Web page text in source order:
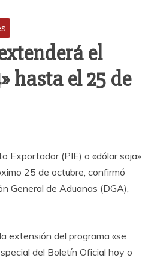
el
hasta el 25 de
Exportador (PIE) o «dólar soja»
25 de octubre, confirmó
General de Aduanas (DGA),
extensión del programa «se
del Boletín Oficial hoy o